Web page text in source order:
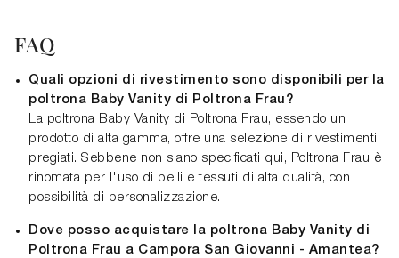
FAQ
Quali opzioni di rivestimento sono disponibili per la
poltrona Baby Vanity di Poltrona Frau?
La poltrona Baby Vanity di Poltrona Frau, essendo un
prodotto di alta gamma, offre una selezione di rivestimenti
pregiati. Sebbene non siano specificati qui, Poltrona Frau è
rinomata per l'uso di pelli e tessuti di alta qualità, con
possibilità di personalizzazione.
Dove posso acquistare la poltrona Baby Vanity di
Poltrona Frau a Campora San Giovanni - Amantea?